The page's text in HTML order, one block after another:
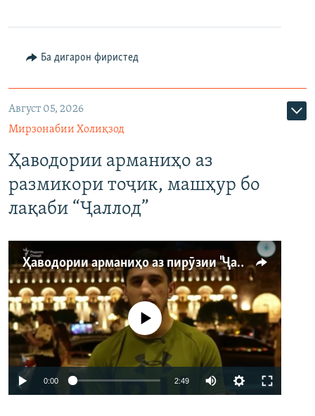
Ба дигарон фиристед
Август 05, 2026
Мирзонабии Холиқзод
Ҳаводории арманиҳо аз
размикори тоҷик, машҳур бо
лақаби “Ҷаллод”
Ҳаводории арманиҳо аз пирӯзии "Ҷаллод"-и тоҷик
Феълан кор намекунад
0:00 2:49